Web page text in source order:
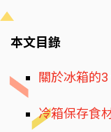
本文目錄
關於冰箱的
冷箱保存食